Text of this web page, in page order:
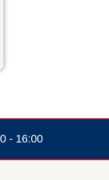
- 16:00